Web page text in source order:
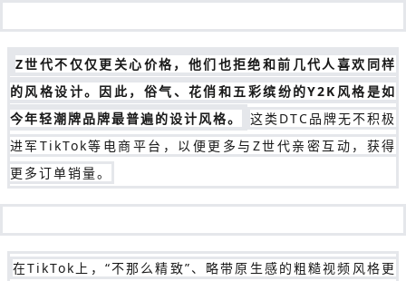
Z世代不仅仅更关心价格，他们也拒绝和前几代人喜欢同样
的风格设计。因此，俗气、花俏和五彩缤纷的Y2K风格是如
今年轻潮牌品牌最普遍的设计风格。
这类DTC品牌无不积极
进军TikTok等电商平台，以便更多与Z世代亲密互动，获得
更多订单销量。
在TikTok上，“不那么精致”、略带原生感的粗糙视频风格更